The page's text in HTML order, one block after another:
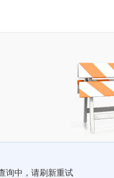
询中，请刷新重试